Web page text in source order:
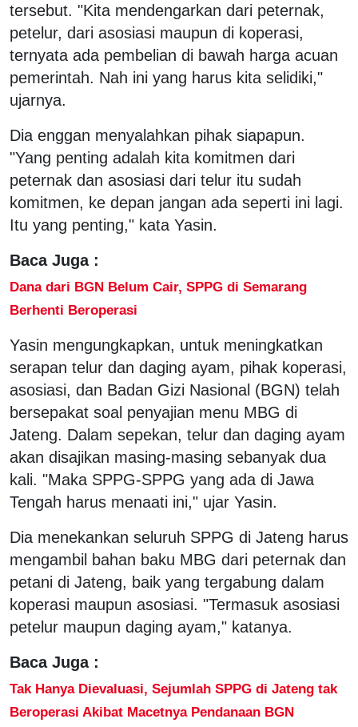
tersebut. "Kita mendengarkan dari peternak,
petelur, dari asosiasi maupun di koperasi,
ternyata ada pembelian di bawah harga acuan
pemerintah. Nah ini yang harus kita selidiki,"
ujarnya.
Dia enggan menyalahkan pihak siapapun.
"Yang penting adalah kita komitmen dari
peternak dan asosiasi dari telur itu sudah
komitmen, ke depan jangan ada seperti ini lagi.
Itu yang penting," kata Yasin.
Baca Juga :
Dana dari BGN Belum Cair, SPPG di Semarang
Berhenti Beroperasi
Yasin mengungkapkan, untuk meningkatkan
serapan telur dan daging ayam, pihak koperasi,
asosiasi, dan Badan Gizi Nasional (BGN) telah
bersepakat soal penyajian menu MBG di
Jateng. Dalam sepekan, telur dan daging ayam
akan disajikan masing-masing sebanyak dua
kali. "Maka SPPG-SPPG yang ada di Jawa
Tengah harus menaati ini," ujar Yasin.
Dia menekankan seluruh SPPG di Jateng harus
mengambil bahan baku MBG dari peternak dan
petani di Jateng, baik yang tergabung dalam
koperasi maupun asosiasi. "Termasuk asosiasi
petelur maupun daging ayam," katanya.
Baca Juga :
Tak Hanya Dievaluasi, Sejumlah SPPG di Jateng tak
Beroperasi Akibat Macetnya Pendanaan BGN